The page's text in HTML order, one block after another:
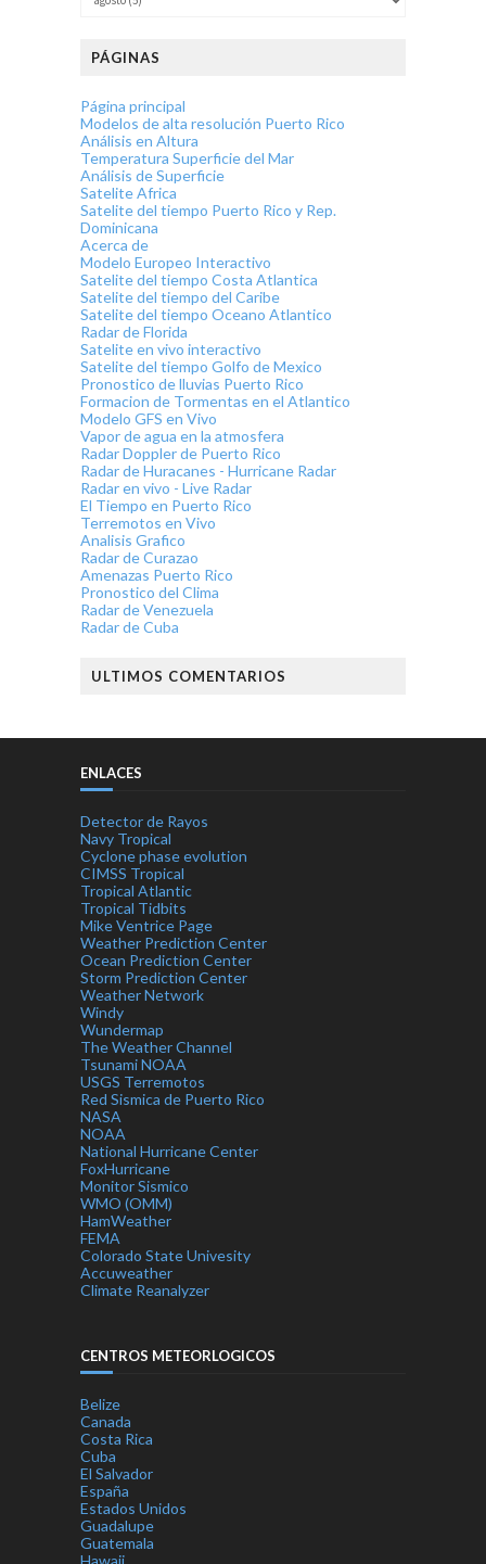
PÁGINAS
Página principal
Modelos de alta resolución Puerto Rico
Análisis en Altura
Temperatura Superficie del Mar
Análisis de Superficie
Satelite Africa
Satelite del tiempo Puerto Rico y Rep.
Dominicana
Acerca de
Modelo Europeo Interactivo
Satelite del tiempo Costa Atlantica
Satelite del tiempo del Caribe
Satelite del tiempo Oceano Atlantico
Radar de Florida
Satelite en vivo interactivo
Satelite del tiempo Golfo de Mexico
Pronostico de lluvias Puerto Rico
Formacion de Tormentas en el Atlantico
Modelo GFS en Vivo
Vapor de agua en la atmosfera
Radar Doppler de Puerto Rico
Radar de Huracanes - Hurricane Radar
Radar en vivo - Live Radar
El Tiempo en Puerto Rico
Terremotos en Vivo
Analisis Grafico
Radar de Curazao
Amenazas Puerto Rico
Pronostico del Clima
Radar de Venezuela
Radar de Cuba
ULTIMOS COMENTARIOS
ENLACES
Detector de Rayos
Navy Tropical
Cyclone phase evolution
CIMSS Tropical
Tropical Atlantic
Tropical Tidbits
Mike Ventrice Page
Weather Prediction Center
Ocean Prediction Center
Storm Prediction Center
Weather Network
Windy
Wundermap
The Weather Channel
Tsunami NOAA
USGS Terremotos
Red Sismica de Puerto Rico
NASA
NOAA
National Hurricane Center
FoxHurricane
Monitor Sismico
WMO (OMM)
HamWeather
FEMA
Colorado State Univesity
Accuweather
Climate Reanalyzer
CENTROS METEORLOGICOS
Belize
Canada
Costa Rica
Cuba
El Salvador
España
Estados Unidos
Guadalupe
Guatemala